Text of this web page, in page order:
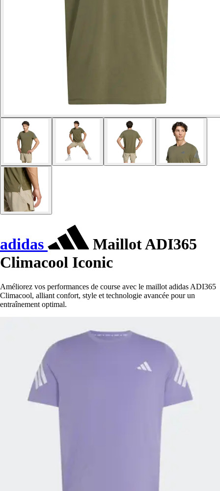
adidas
Maillot ADI365
Climacool Iconic
Améliorez vos performances de course avec le maillot adidas ADI365
Climacool, alliant confort, style et technologie avancée pour un
entraînement optimal.